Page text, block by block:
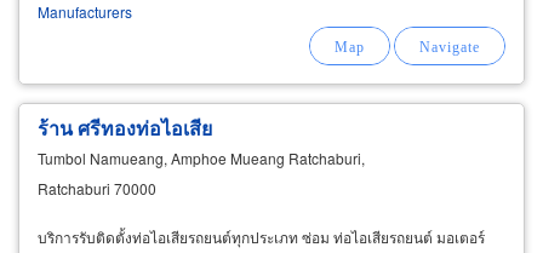
Manufacturers
ร้าน ศรีทองท่อไอเสีย
Tumbol Namueang, Amphoe Mueang Ratchaburi,
Ratchaburi 70000
บริการรับติดตั้งท่อไอเสียรถยนต์ทุกประเภท ซ่อม ท่อไอเสียรถยนต์ มอเตอร์